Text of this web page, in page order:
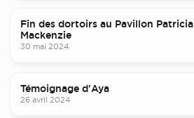
Fin des dortoirs au Pavillon Patricia
Mackenzie
30 mai 2024
Témoignage d'Aya
26 avril 2024